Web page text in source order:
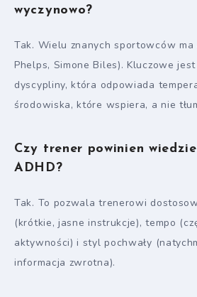
wyczynowo?
Tak. Wielu znanych sportowców ma
Phelps, Simone Biles). Kluczowe
dyscypliny, która odpowiada
środowiska, które wspiera, a nie
Czy trener powinien
ADHD?
Tak. To pozwala trenerowi
(krótkie, jasne instrukcje), tempo
aktywności) i styl pochwały
informacja zwrotna).